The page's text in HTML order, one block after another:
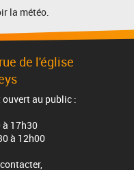
la météo.
de l'église
au public :
à 17h30
à 12h00